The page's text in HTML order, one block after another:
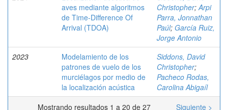
aves mediante algoritmos
de Time-Difference Of
Arrival (TDOA)
Christopher;Arpi
Parra, Jonnathan
Paúl; García Ruiz,
Jorge Antonio
2023
Modelamiento de los
patrones de vuelo de los
murciélagos por medio de
la localización acústica
Siddons, David
Christopher;
Pacheco Rodas,
Carolina Abigaíl
Mostrando resultados 1 a 20 de 27
Siguiente >